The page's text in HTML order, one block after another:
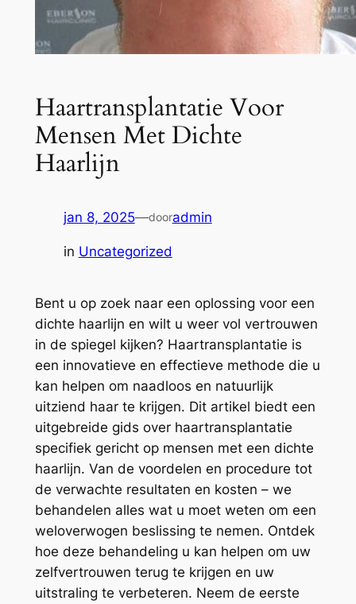
Haartransplantatie Voor
Mensen Met Dichte
Haarlijn
jan 8, 2025—dooradmin
in Uncategorized
Bent u op zoek naar een oplossing voor een
dichte haarlijn en wilt u weer vol vertrouwen
in de spiegel kijken? Haartransplantatie is
een innovatieve en effectieve methode die u
kan helpen om naadloos en natuurlijk
uitziend haar te krijgen. Dit artikel biedt een
uitgebreide gids over haartransplantatie
specifiek gericht op mensen met een dichte
haarlijn. Van de voordelen en procedure tot
de verwachte resultaten en kosten – we
behandelen alles wat u moet weten om een
weloverwogen beslissing te nemen. Ontdek
hoe deze behandeling u kan helpen om uw
zelfvertrouwen terug te krijgen en uw
uitstraling te verbeteren. Neem de eerste